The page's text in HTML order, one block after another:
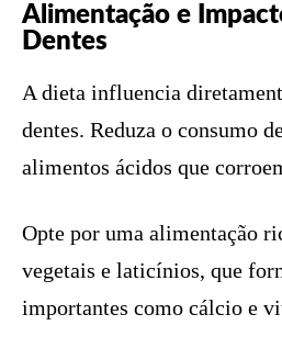
Alimentação e
Dentes
A dieta influencia
dentes. Reduza o consumo
alimentos ácidos que
Opte por uma alimentação
vegetais e laticínios, que
importantes como cálcio e